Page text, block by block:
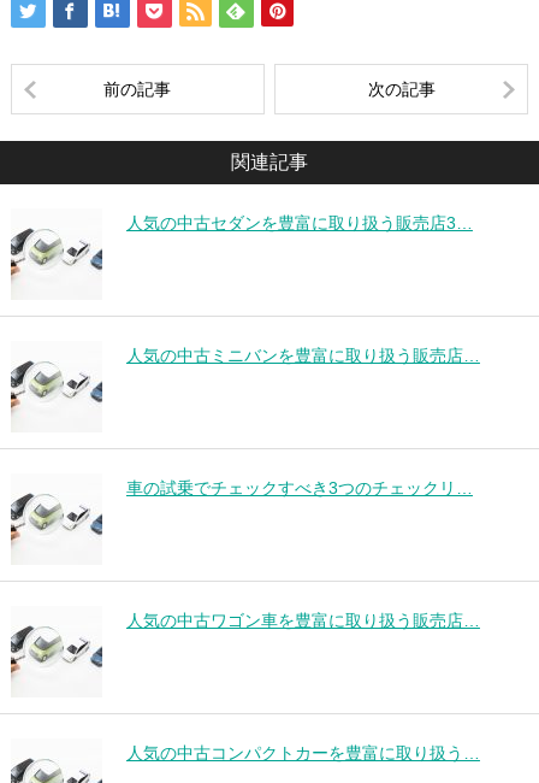
前の記事 次の記事
関連記事
人気の中古セダンを豊富に取り扱う販売店3…
人気の中古ミニバンを豊富に取り扱う販売店…
車の試乗でチェックすべき3つのチェックリ…
人気の中古ワゴン車を豊富に取り扱う販売店…
人気の中古コンパクトカーを豊富に取り扱う…